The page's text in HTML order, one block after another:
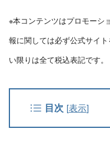
※本コンテンツはプロモーシ
報に関しては必ず公式サイ
い限りは全て税込表記です。
目次 [表示]